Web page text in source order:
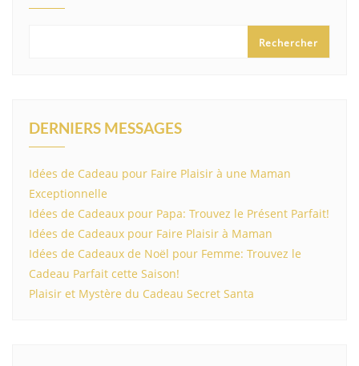
Rechercher
DERNIERS MESSAGES
Idées de Cadeau pour Faire Plaisir à une Maman
Exceptionnelle
Idées de Cadeaux pour Papa: Trouvez le Présent Parfait!
Idées de Cadeaux pour Faire Plaisir à Maman
Idées de Cadeaux de Noël pour Femme: Trouvez le
Cadeau Parfait cette Saison!
Plaisir et Mystère du Cadeau Secret Santa